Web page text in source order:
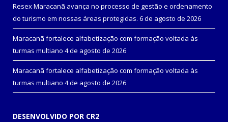
Resex Maracanã avança no processo de gestão e ordenamento
do turismo em nossas áreas protegidas. 6 de agosto de 2026
Maracanã fortalece alfabetização com formação voltada às
turmas multiano 4 de agosto de 2026
Maracanã fortalece alfabetização com formação voltada às
turmas multiano 4 de agosto de 2026
DESENVOLVIDO POR CR2